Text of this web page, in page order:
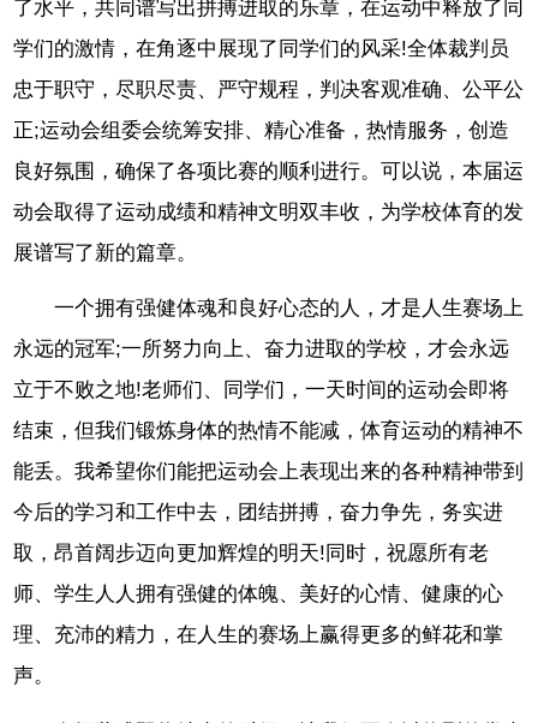
了水平，共同谱写出拼搏进取的乐章，在运动中释放了同
学们的激情，在角逐中展现了同学们的风采!全体裁判员
忠于职守，尽职尽责、严守规程，判决客观准确、公平公
正;运动会组委会统筹安排、精心准备，热情服务，创造
良好氛围，确保了各项比赛的顺利进行。可以说，本届运
动会取得了运动成绩和精神文明双丰收，为学校体育的发
展谱写了新的篇章。
一个拥有强健体魂和良好心态的人，才是人生赛场上
永远的冠军;一所努力向上、奋力进取的学校，才会永远
立于不败之地!老师们、同学们，一天时间的运动会即将
结束，但我们锻炼身体的热情不能减，体育运动的精神不
能丢。我希望你们能把运动会上表现出来的各种精神带到
今后的学习和工作中去，团结拼搏，奋力争先，务实进
取，昂首阔步迈向更加辉煌的明天!同时，祝愿所有老
师、学生人人拥有强健的体魄、美好的心情、健康的心
理、充沛的精力，在人生的赛场上赢得更多的鲜花和掌
声。